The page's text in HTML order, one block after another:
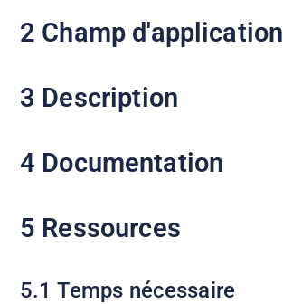
2 Champ d'application
3 Description
4 Documentation
5 Ressources
5.1 Temps nécessaire